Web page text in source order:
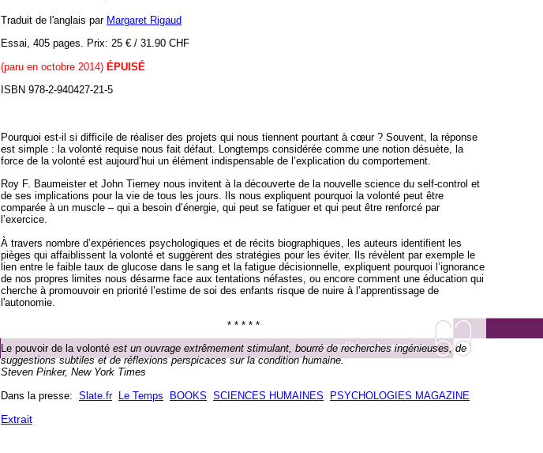
Traduit de l'anglais par Margaret Rigaud
Essai, 405 pages. Prix: 25 € / 31.90 CHF
(paru en octobre 2014) ÉPUISÉ
ISBN 978-2-940427-21-5
Pourquoi est-il si difficile de réaliser des projets qui nous tiennent pourtant à cœur ? Souvent, la réponse
est simple : la volonté requise nous fait défaut. Longtemps considérée comme une notion désuète, la
force de la volonté est aujourd’hui un élément indispensable de l’explication du comportement.
Roy F. Baumeister et John Tierney nous invitent à la découverte de la nouvelle science du self-control et
de ses implications pour la vie de tous les jours. Ils nous expliquent pourquoi la volonté peut être
comparée à un muscle – qui a besoin d’énergie, qui peut se fatiguer et qui peut être renforcé par
l’exercice.
À travers nombre d’expériences psychologiques et de récits biographiques, les auteurs identifient les
pièges qui affaiblissent la volonté et suggèrent des stratégies pour les éviter. Ils révèlent par exemple le
lien entre le faible taux de glucose dans le sang et la fatigue décisionnelle, expliquent pourquoi l’ignorance
de nos propres limites nous désarme face aux tentations néfastes, ou encore comment une éducation qui
cherche à promouvoir en priorité l’estime de soi des enfants risque de nuire à l’apprentissage de
l'autonomie.
* * * * *
Le pouvoir de la volonté est un ouvrage extrêmement stimulant, bourré de recherches ingénieuses, de
suggestions subtiles et de réflexions perspicaces sur la condition humaine.
Steven Pinker, New York Times
Dans la presse: Slate.fr Le Temps BOOKS SCIENCES HUMAINES PSYCHOLOGIES MAGAZINE
Extrait